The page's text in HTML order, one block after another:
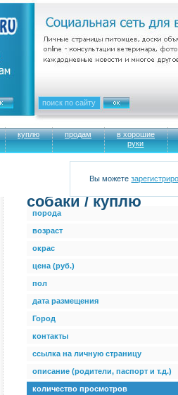
куплю продам
в хорошие
руки
Вы можете
cобаки / куплю
порода
возраст
окрас
цена (руб.)
пол
дата размещения
Город
контакты
ссылка на личную страницу
описание (родители, паспорт и т.д.)
количество просмотров